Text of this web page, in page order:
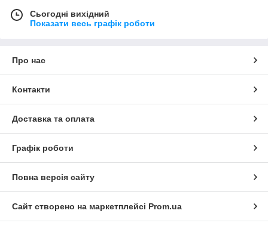
Сьогодні вихідний
Показати весь графік роботи
Про нас
Контакти
Доставка та оплата
Графік роботи
Повна версія сайту
Сайт створено на маркетплейсі Prom.ua